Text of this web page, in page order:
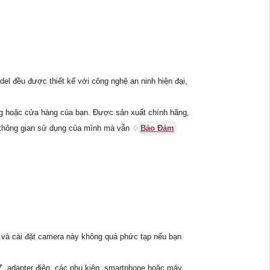
đều được thiết kế với công nghệ an ninh hiện đại,
hoặc cửa hàng của bạn. Được sản xuất chính hãng,
gian sử dụng của mình mà vẫn ♢ Bảo Đảm
cài đặt camera này không quá phức tạp nếu bạn
adapter điện, các phụ kiện, smartphone hoặc máy